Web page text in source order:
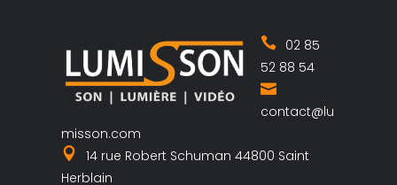
02 85
52 88 54
contact@lu
misson.com
14 rue Robert Schuman 44800 Saint
Herblain